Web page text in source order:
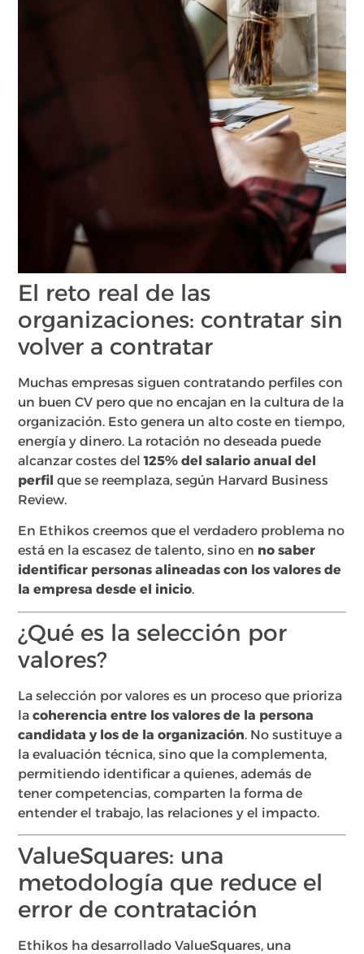
El reto real de las
organizaciones: contratar sin
volver a contratar
Muchas empresas siguen contratando perfiles con
un buen CV pero que no encajan en la cultura de la
organización. Esto genera un alto coste en tiempo,
energía y dinero. La rotación no deseada puede
alcanzar costes del125% del salario anual del
perfil que se reemplaza, según Harvard Business
Review.
En Ethikos creemos que el verdadero problema no
está en la escasez de talento, sino en no saber
identificar personas alineadas con los valores de
la empresa desde el inicio.
¿Qué es la selección por
valores?
La selección por valores es un proceso que prioriza
lacoherencia entre los valores de la persona
candidata y los de la organización. No sustituye a
la evaluación técnica, sino que la complementa,
permitiendo identificar a quienes, además de
tener competencias, comparten la forma de
entender el trabajo, las relaciones y el impacto.
ValueSquares: una
metodología que reduce el
error de contratación
Ethikos ha desarrollado ValueSquares, una